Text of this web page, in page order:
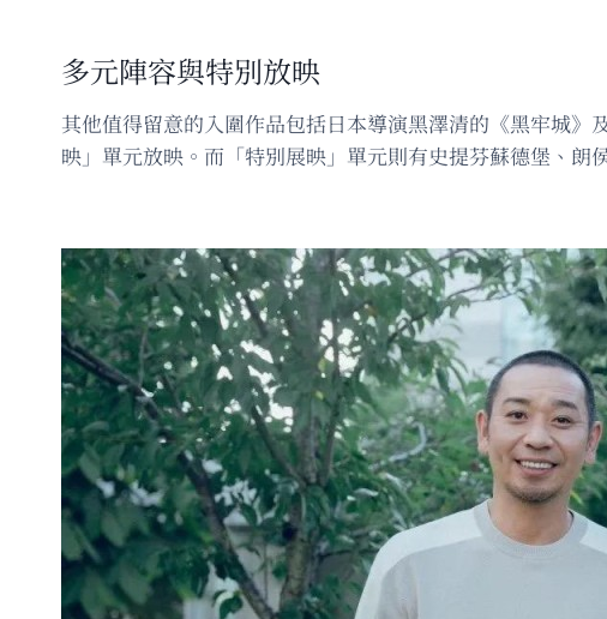
多元陣容與特別放映
其他值得留意的入圍作品包括日本導演黑澤清的《黑牢城
映」單元放映。而「特別展映」單元則有史提芬蘇德堡、朗